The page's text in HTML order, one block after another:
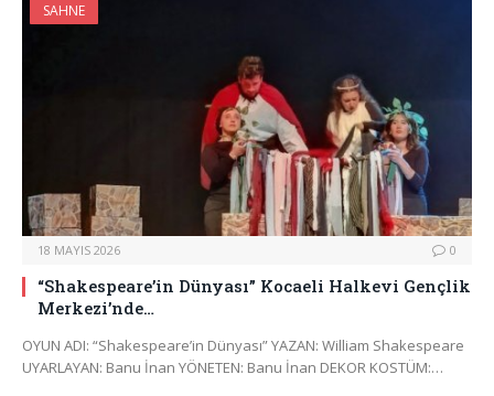
SAHNE
18 MAYIS 2026 0
“Shakespeare’in Dünyası” Kocaeli Halkevi Gençlik
Merkezi’nde…
OYUN ADI: “Shakespeare’in Dünyası” YAZAN: William Shakespeare
UYARLAYAN: Banu İnan YÖNETEN: Banu İnan DEKOR KOSTÜM:…